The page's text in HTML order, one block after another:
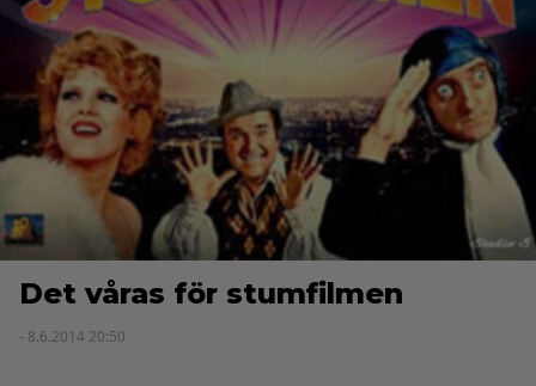
Det våras för stumfilmen
- 8.6.2014 20:50